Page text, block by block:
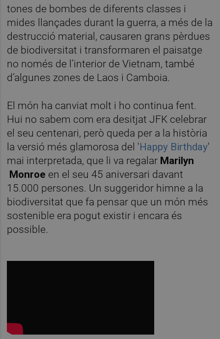
tones de bombes de diferents classes i
mides llançades durant la guerra, a més de la
destrucció material, causaren grans pèrdues
de biodiversitat i transformaren el paisatge
no només de l’interior de Vietnam, també
d’algunes zones de Laos i Camboia.
El món ha canviat molt i ho continua fent.
Hui no sabem com era desitjat JFK celebrar
el seu centenari, però queda per a la història
la versió més glamorosa del ' Happy Birthday'
mai interpretada, que li va regalar Marilyn
Monroe en el seu 45 aniversari davant
15.000 persones. Un suggeridor himne a la
biodiversitat que fa pensar que un món més
sostenible era pogut existir i encara és
possible.